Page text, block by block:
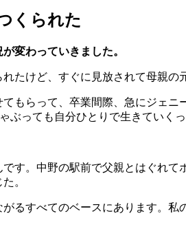
くられた
変わっていきました。
たけど、すぐに見放されて母親の
もらって、卒業間際、急にジェ
ぶっても自分ひとりで生きていく
す。中野の駅前で父親とはぐれて
。
るすべてのベースにあります。